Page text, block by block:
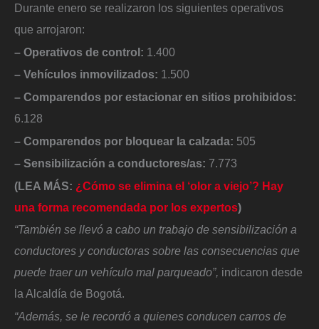
Durante enero se realizaron los siguientes operativos
que arrojaron:
– Operativos de control: 1.400
– Vehículos inmovilizados: 1.500
– Comparendos por estacionar en sitios prohibidos:
6.128
– Comparendos por bloquear la calzada: 505
– Sensibilización a conductores/as: 7.773
(LEA MÁS: ¿Cómo se elimina el ‘olor a viejo’? Hay
una forma recomendada por los expertos)
“También se llevó a cabo un trabajo de sensibilización a
conductores y conductoras sobre las consecuencias que
puede traer un vehículo mal parqueado”, indicaron desde
la Alcaldía de Bogotá.
“Además, se le recordó a quienes conducen carros de